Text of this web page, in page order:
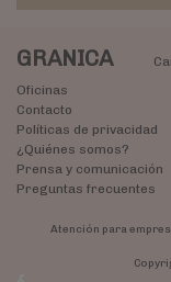
GRANICA
Oficinas
Contacto
Políticas de privacidad
¿Quiénes somos?
Prensa y comunicación
Preguntas frecuentes
Atención para